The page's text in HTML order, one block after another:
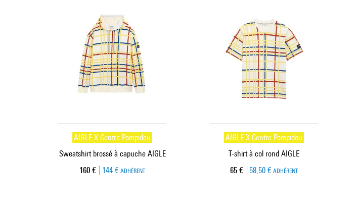
AIGLE X Centre Pompidou
Sweatshirt brossé à capuche AIGLE
Prix ​​actuel
160 € 144 € ADHÉRENT
AIGLE X Centre Pompidou
T-shirt à col rond AIGLE
Prix ​​actuel
65 € 58,50 € ADHÉRENT